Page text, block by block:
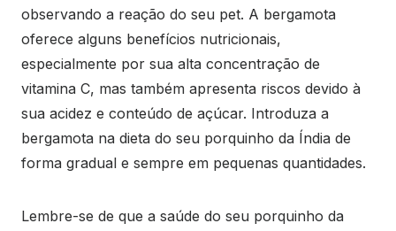
observando a reação do seu pet. A bergamota
oferece alguns benefícios nutricionais,
especialmente por sua alta concentração de
vitamina C, mas também apresenta riscos devido à
sua acidez e conteúdo de açúcar. Introduza a
bergamota na dieta do seu porquinho da Índia de
forma gradual e sempre em pequenas quantidades.
Lembre-se de que a saúde do seu porquinho da